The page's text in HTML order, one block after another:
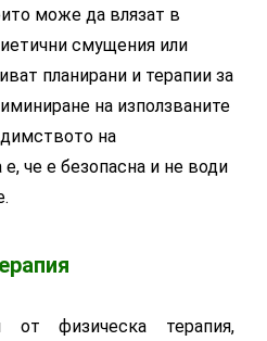
може да влязат в
смущения или
планирани и терапии за
на използваните
на
че е безопасна и не води
физическа терапия,